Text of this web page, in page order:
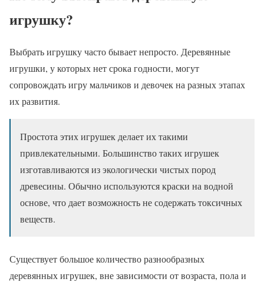
игрушку?
Выбрать игрушку часто бывает непросто. Деревянные
игрушки, у которых нет срока годности, могут
сопровождать игру мальчиков и девочек на разных этапах
их развития.
Простота этих игрушек делает их такими
привлекательными. Большинство таких игрушек
изготавливаются из экологически чистых пород
древесины. Обычно используются краски на водной
основе, что дает возможность не содержать токсичных
веществ.
Существует большое количество разнообразных
деревянных игрушек, вне зависимости от возраста, пола и